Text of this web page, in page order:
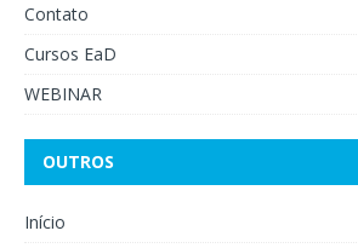
Contato
Cursos EaD
WEBINAR
OUTROS
Início